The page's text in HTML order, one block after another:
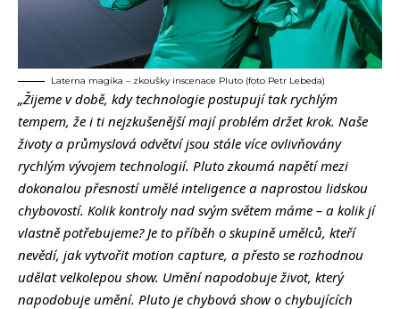
Laterna magika – zkoušky inscenace Pluto (foto Petr Lebeda)
„Žijeme v době, kdy technologie postupují tak rychlým
tempem, že i ti nejzkušenější mají problém držet krok. Naše
životy a průmyslová odvětví jsou stále více ovlivňovány
rychlým vývojem technologií. Pluto zkoumá napětí mezi
dokonalou přesností umělé inteligence a naprostou lidskou
chybovostí. Kolik kontroly nad svým světem máme – a kolik jí
vlastně potřebujeme? Je to příběh o skupině umělců, kteří
nevědí, jak vytvořit motion capture, a přesto se rozhodnou
udělat velkolepou show. Umění napodobuje život, který
napodobuje umění. Pluto je chybová show o chybujících